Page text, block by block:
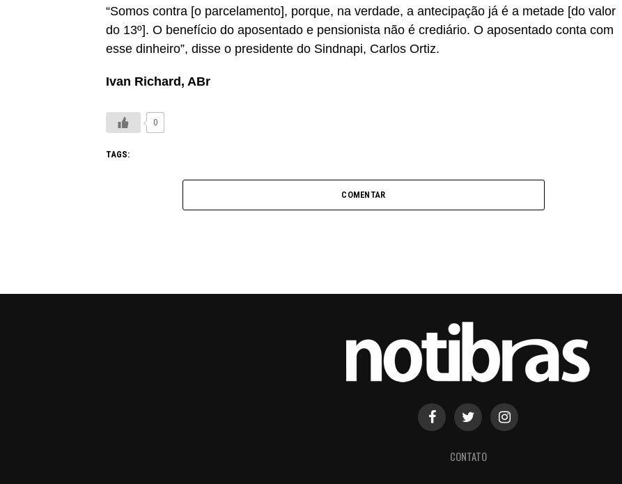
“Somos contra [o parcelamento], porque, na verdade, a antecipação já é a metade [do valor
do 13º]. O benefício do aposentado e pensionista não é crediário. O aposentado conta com
esse dinheiro”, disse o presidente do Sindnapi, Carlos Ortiz.
Ivan Richard, ABr
0
TAGS:
COMENTAR
CONTATO